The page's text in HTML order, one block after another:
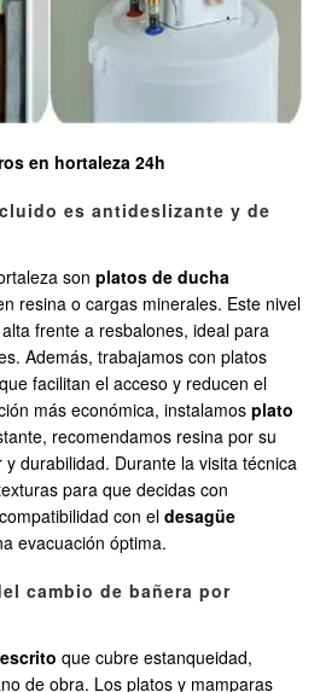
en hortaleza 24h
es antideslizante y de
son platos de ducha
resina o cargas minerales. Este nivel
frente a resbalones, ideal para
Además, trabajamos con platos
facilitan el acceso y reducen el
más económica, instalamos plato
recomendamos resina por su
durabilidad. Durante la visita técnica
para que decidas con
con el desagüe
evacuación óptima.
cambio de bañera por
que cubre estanqueidad,
de obra. Los platos y mamparas